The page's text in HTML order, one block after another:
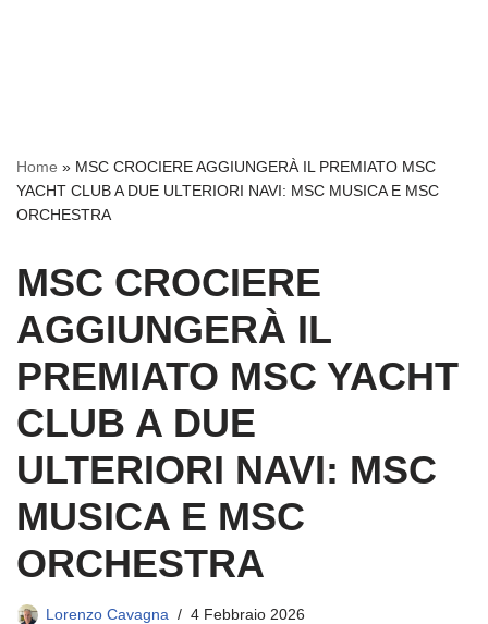
Home » MSC CROCIERE AGGIUNGERÀ IL PREMIATO MSC
YACHT CLUB A DUE ULTERIORI NAVI: MSC MUSICA E MSC
ORCHESTRA
MSC CROCIERE
AGGIUNGERÀ IL
PREMIATO MSC YACHT
CLUB A DUE
ULTERIORI NAVI: MSC
MUSICA E MSC
ORCHESTRA
Lorenzo Cavagna 4 Febbraio 2026